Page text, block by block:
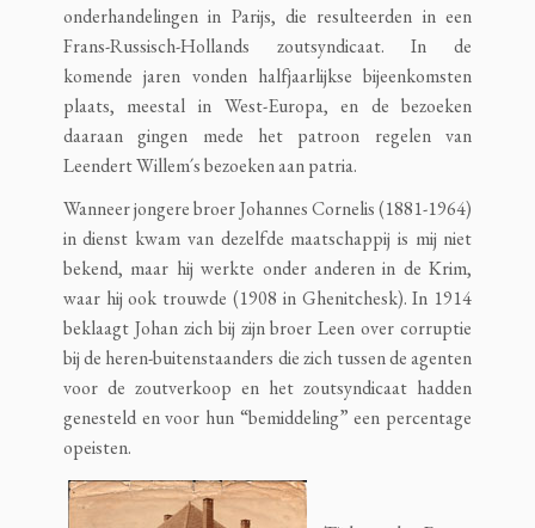
onderhandelingen in Parijs, die resulteerden in een
Frans-Russisch-Hollands zoutsyndicaat. In de
komende jaren vonden halfjaarlijkse bijeenkomsten
plaats, meestal in West-Europa, en de bezoeken
daaraan gingen mede het patroon regelen van
Leendert Willem´s bezoeken aan patria.
Wanneer jongere broer Johannes Cornelis (1881-1964)
in dienst kwam van dezelfde maatschappij is mij niet
bekend, maar hij werkte onder anderen in de Krim,
waar hij ook trouwde (1908 in Ghenitchesk). In 1914
beklaagt Johan zich bij zijn broer Leen over corruptie
bij de heren-buitenstaanders die zich tussen de agenten
voor de zoutverkoop en het zoutsyndicaat hadden
genesteld en voor hun “bemiddeling” een percentage
opeisten.